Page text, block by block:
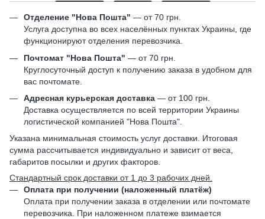
Отделение "Нова Пошта" — от 70 грн.
Услуга доступна во всех населённых пунктах Украины, где
функционируют отделения перевозчика.
Почтомат "Нова Пошта" — от 70 грн.
Круглосуточный доступ к получению заказа в удобном для
вас почтомате.
Адресная курьерская доставка — от 100 грн.
Доставка осуществляется по всей территории Украины
логистической компанией "Нова Пошта".
Указана минимальная стоимость услуг доставки. Итоговая
сумма рассчитывается индивидуально и зависит от веса,
габаритов посылки и других факторов.
Стандартный срок доставки от 1 до 3 рабочих дней.
Оплата при получении (наложенный платёж)
Оплата при получении заказа в отделении или почтомате
перевозчика. При наложенном платеже взимается